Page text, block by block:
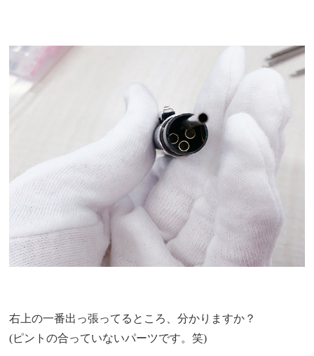
右上の一番出っ張ってるところ、分かりますか？
(ピントの合っていないパーツです。笑)